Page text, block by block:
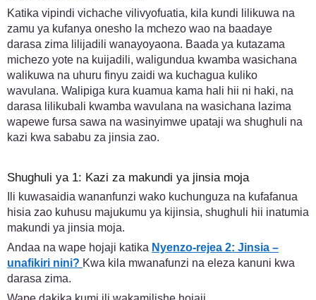
Katika vipindi vichache vilivyofuatia, kila kundi lilikuwa na
zamu ya kufanya onesho la mchezo wao na baadaye
darasa zima lilijadili wanayoyaona. Baada ya kutazama
michezo yote na kuijadili, waligundua kwamba wasichana
walikuwa na uhuru finyu zaidi wa kuchagua kuliko
wavulana. Walipiga kura kuamua kama hali hii ni haki, na
darasa lilikubali kwamba wavulana na wasichana lazima
wapewe fursa sawa na wasinyimwe upataji wa shughuli na
kazi kwa sababu za jinsia zao.
Shughuli ya 1: Kazi za makundi ya jinsia moja
Ili kuwasaidia wananfunzi wako kuchunguza na kufafanua
hisia zao kuhusu majukumu ya kijinsia, shughuli hii inatumia
makundi ya jinsia moja.
Andaa na wape hojaji katika Nyenzo-rejea 2: Jinsia –
unafikiri nini? Kwa kila mwanafunzi na eleza kanuni kwa
darasa zima.